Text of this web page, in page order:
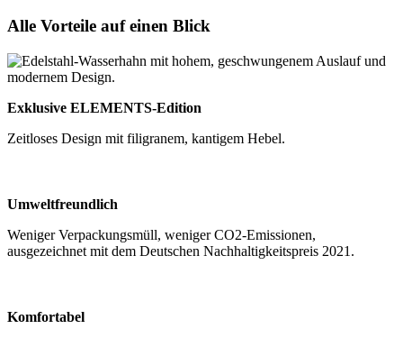
Alle Vorteile auf einen Blick
Exklusive ELEMENTS-Edition
Zeitloses Design mit filigranem, kantigem Hebel.
Umweltfreundlich
Weniger Verpackungsmüll, weniger CO2-Emissionen,
ausgezeichnet mit dem Deutschen Nachhaltigkeitspreis 2021.
Komfortabel